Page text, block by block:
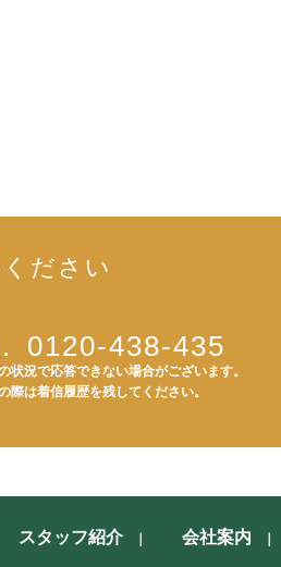
ださい
0120-438-435
状況で応答できない場合がございます。
際は着信履歴を残してください。
スタッフ紹介 会社案内